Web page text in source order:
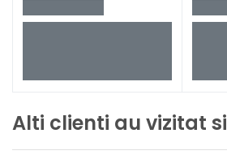
Alti clienti au vizitat si